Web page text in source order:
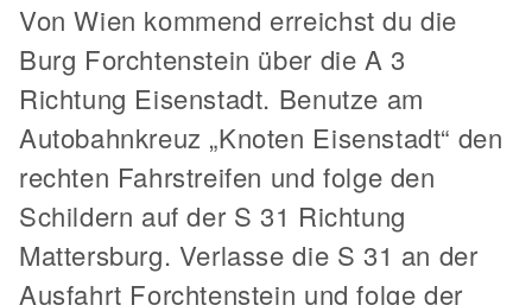
Von Wien kommend erreichst du die
Burg Forchtenstein über die A 3
Richtung Eisenstadt. Benutze am
Autobahnkreuz „Knoten Eisenstadt“ den
rechten Fahrstreifen und folge den
Schildern auf der S 31 Richtung
Mattersburg. Verlasse die S 31 an der
Ausfahrt Forchtenstein und folge der